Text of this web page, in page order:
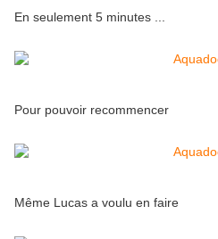
En seulement 5 minutes ...
Pour pouvoir recommencer
Même Lucas a voulu en faire